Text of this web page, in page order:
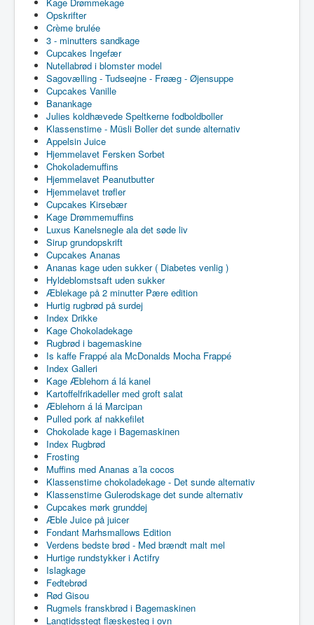
Opskrifter
Crème brulée
3 - minutters sandkage
Cupcakes Ingefær
Nutellabrød i blomster model
Sagovælling - Tudseøjne - Frøæg - Øjensuppe
Cupcakes Vanille
Banankage
Julies koldhævede Speltkerne fodboldboller
Klassenstime - Müsli Boller det sunde alternativ
Appelsin Juice
Hjemmelavet Fersken Sorbet
Chokolademuffins
Hjemmelavet Peanutbutter
Hjemmelavet trøfler
Cupcakes Kirsebær
Kage Drømmemuffins
Luxus Kanelsnegle ala det søde liv
Sirup grundopskrift
Cupcakes Ananas
Ananas kage uden sukker ( Diabetes venlig )
Hyldeblomstsaft uden sukker
Æblekage på 2 minutter Pære edition
Hurtig rugbrød på surdej
Index Drikke
Kage Chokoladekage
Rugbrød i bagemaskine
Is kaffe Frappé ala McDonalds Mocha Frappé
Index Galleri
Kage Æblehorn á lá kanel
Kartoffelfrikadeller med groft salat
Æblehorn á lá Marcipan
Pulled pork af nakkefilet
Chokolade kage i Bagemaskinen
Index Rugbrød
Frosting
Muffins med Ananas a´la cocos
Klassenstime chokoladekage - Det sunde alternativ
Klassenstime Gulerodskage det sunde alternativ
Cupcakes mørk grunddej
Æble Juice på juicer
Fondant Marhsmallows Edition
Verdens bedste brød - Med brændt malt mel
Hurtige rundstykker i Actifry
Islagkage
Fedtebrød
Rød Gisou
Rugmels franskbrød i Bagemaskinen
Langtidsstegt flæskesteg i ovn